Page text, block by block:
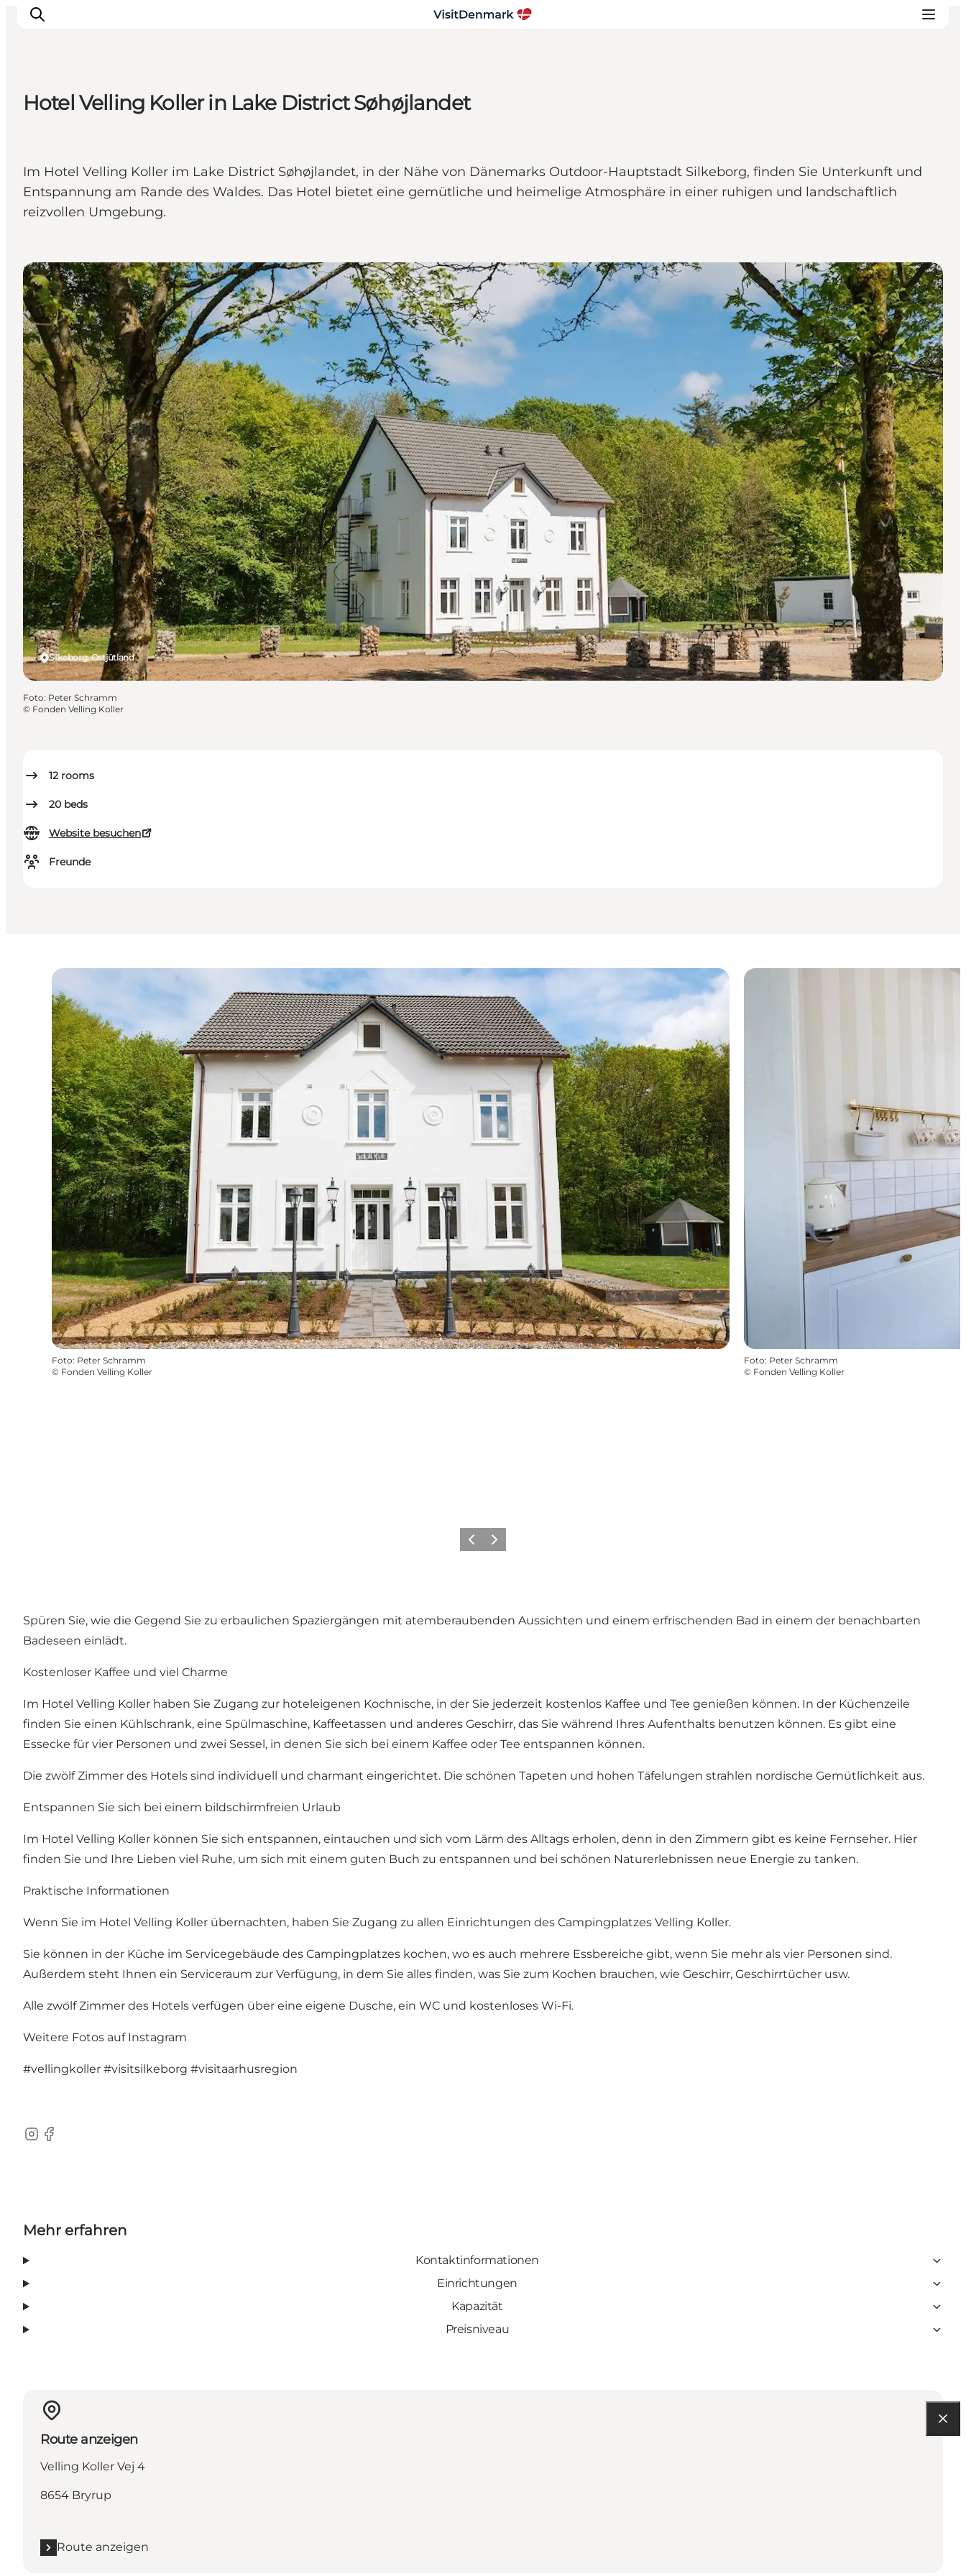
Erlebnisse
Unterkünfte
Reiseplanung
Hotel Velling Koller in Lake District Søhøjlandet
Im Hotel Velling Koller im Lake District Søhøjlandet, in der Nähe von Dänemarks Outdoor-Hauptstadt Silkeborg, finden Sie Unterkunft und
Entspannung am Rande des Waldes. Das Hotel bietet eine gemütliche und heimelige Atmosphäre in einer ruhigen und landschaftlich
reizvollen Umgebung.
12 rooms
20 beds
Website besuchen
Freunde
Silkeborg, Ostjütland
Hotels
Foto: Peter Schramm
© Fonden Velling Koller
Foto: Peter Schramm
© Fonden Velling Koller
Foto: Peter Schramm
© Fonden Velling Koller
ZurückWeiter
Spüren Sie, wie die Gegend Sie zu erbaulichen Spaziergängen mit atemberaubenden Aussichten und einem erfrischenden Bad in einem der benachbarten
Badeseen einlädt.
Kostenloser Kaffee und viel Charme
Im Hotel Velling Koller haben Sie Zugang zur hoteleigenen Kochnische, in der Sie jederzeit kostenlos Kaffee und Tee genießen können. In der Küchenzeile
finden Sie einen Kühlschrank, eine Spülmaschine, Kaffeetassen und anderes Geschirr, das Sie während Ihres Aufenthalts benutzen können. Es gibt eine
Essecke für vier Personen und zwei Sessel, in denen Sie sich bei einem Kaffee oder Tee entspannen können.
Die zwölf Zimmer des Hotels sind individuell und charmant eingerichtet. Die schönen Tapeten und hohen Täfelungen strahlen nordische Gemütlichkeit aus.
Entspannen Sie sich bei einem bildschirmfreien Urlaub
Im Hotel Velling Koller können Sie sich entspannen, eintauchen und sich vom Lärm des Alltags erholen, denn in den Zimmern gibt es keine Fernseher. Hier
finden Sie und Ihre Lieben viel Ruhe, um sich mit einem guten Buch zu entspannen und bei schönen Naturerlebnissen neue Energie zu tanken.
Praktische Informationen
Wenn Sie im Hotel Velling Koller übernachten, haben Sie Zugang zu allen Einrichtungen des Campingplatzes Velling Koller.
Sie können in der Küche im Servicegebäude des Campingplatzes kochen, wo es auch mehrere Essbereiche gibt, wenn Sie mehr als vier Personen sind.
Außerdem steht Ihnen ein Serviceraum zur Verfügung, in dem Sie alles finden, was Sie zum Kochen brauchen, wie Geschirr, Geschirrtücher usw.
Alle zwölf Zimmer des Hotels verfügen über eine eigene Dusche, ein WC und kostenloses Wi-Fi.
Weitere Fotos auf Instagram
#vellingkoller #visitsilkeborg #visitaarhusregion
Instagram
Facebook
Mehr erfahren
Kontaktinformationen
Einrichtungen
Kapazität
Preisniveau
Route anzeigen
Velling Koller Vej 4
8654 Bryrup
Route anzeigen